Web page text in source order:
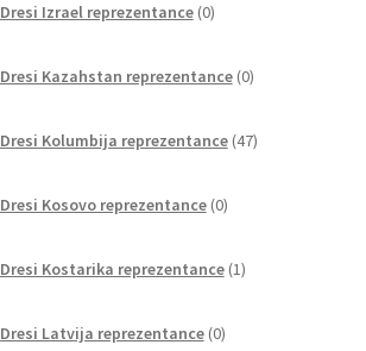
Dresi Izrael reprezentance 0izdelkov
Dresi Kazahstan reprezentance 0izdelkov
Dresi Kolumbija reprezentance 47izdelkov
Dresi Kosovo reprezentance 0izdelkov
Dresi Kostarika reprezentance 1izdelek
Dresi Latvija reprezentance 0izdelkov